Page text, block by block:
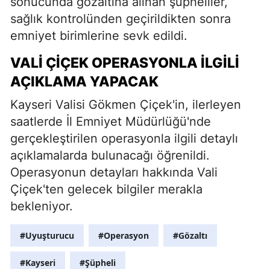
sağlık kontrolünden geçirildikten sonra
emniyet birimlerine sevk edildi.
VALI ÇIÇEK OPERASYONLA İLGILI
AÇIKLAMA YAPACAK
Kayseri Valisi Gökmen Çiçek'in, ilerleyen
saatlerde İl Emniyet Müdürlüğü'nde
gerçekleştirilen operasyonla ilgili detaylı
açıklamalarda bulunacağı öğrenildi.
Operasyonun detayları hakkında Vali
Çiçek'ten gelecek bilgiler merakla
bekleniyor.
#Uyuşturucu #Operasyon #Gözaltı
#Kayseri #Şüpheli